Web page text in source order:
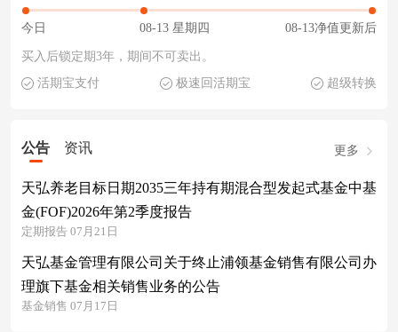
今日 08-13 星期四 08-13净值更新后
买入后锁定期3年，期间不可卖出。
活期宝支付
极速回活期宝 超级转换
公告 资讯 更多
天弘养老目标日期2035三年持有期混合型发起式基金中基
金(FOF)2026年第2季度报告
定期报告 07月21日
天弘基金管理有限公司关于终止浦领基金销售有限公司办
理旗下基金相关销售业务的公告
基金销售 07月17日